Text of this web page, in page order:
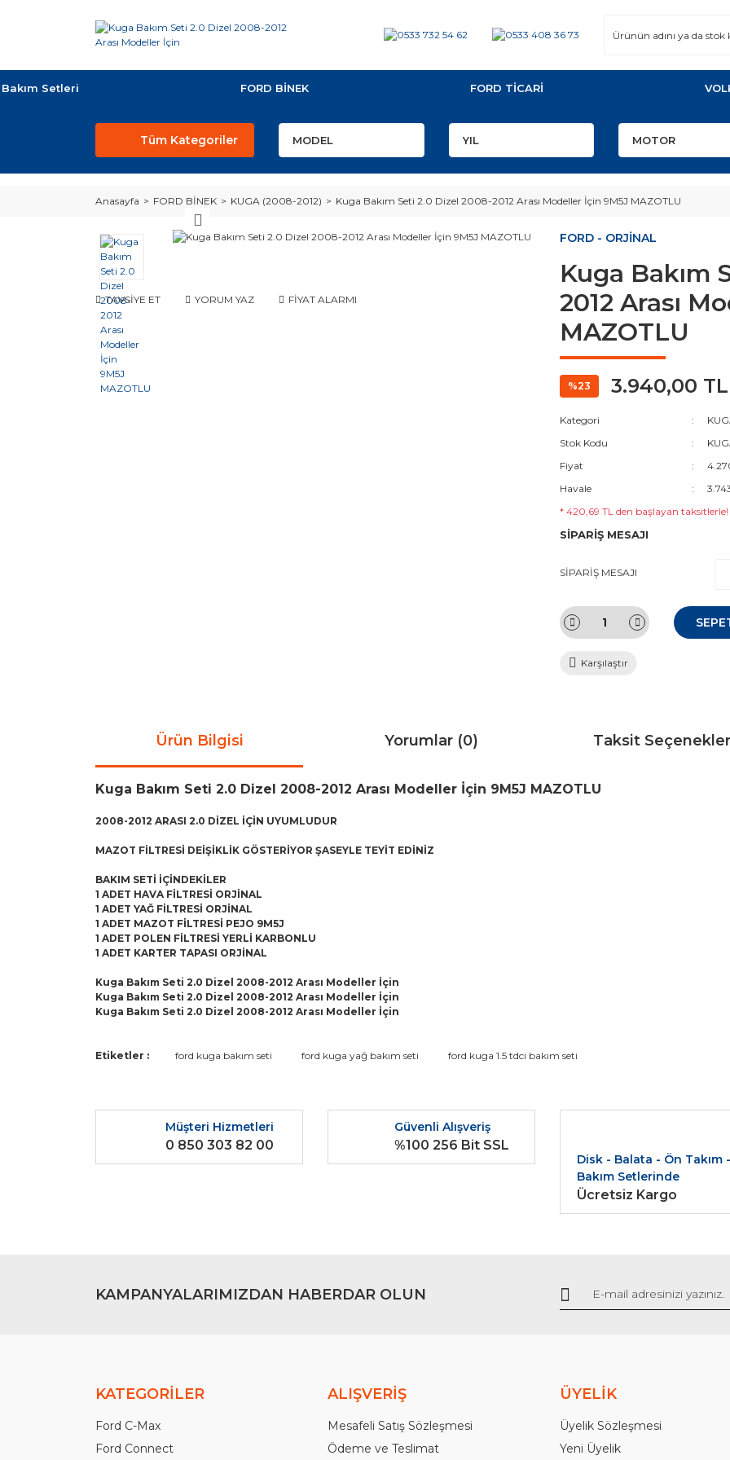
Bakım Setleri FORD BİNEK FORD TİCARİ
Tüm Kategoriler
Anasayfa FORD BİNEK KUGA (2008-2012) Kuga Bakım Seti 2.0 Dizel 2008-2012 Arası Modeller İçin 9M5J MAZOTLU
TAVSİYE ET YORUM YAZ FİYAT ALARMI
FORD - ORJİNAL
Kuga Bakım
2012 Arası
MAZOTLU
%23 3.940,00 TL
Kategori
Stok Kodu
Fiyat
Havale
* 420,69 TL den başlayan taksitlerle!
SİPARİŞ MESAJI
SİPARİŞ MESAJI
Karşılaştır
Ürün Bilgisi Yorumlar (0) Taksit
Kuga Bakım Seti 2.0 Dizel 2008-2012 Arası Modeller İçin 9M5J MAZOTLU
2008-2012 ARASI 2.0 DİZEL İÇİN UYUMLUDUR
MAZOT FİLTRESİ DEİŞİKLİK GÖSTERİYOR ŞASEYLE TEYİT EDİNİZ
BAKIM SETİ İÇİNDEKİLER
1 ADET HAVA FİLTRESİ ORJİNAL
1 ADET YAĞ FİLTRESİ ORJİNAL
1 ADET MAZOT FİLTRESİ PEJO 9M5J
1 ADET POLEN FİLTRESİ YERLİ KARBONLU
1 ADET KARTER TAPASI ORJİNAL
Kuga Bakım Seti 2.0 Dizel 2008-2012 Arası Modeller İçin
Kuga Bakım Seti 2.0 Dizel 2008-2012 Arası Modeller İçin
Kuga Bakım Seti 2.0 Dizel 2008-2012 Arası Modeller İçin
Bu ürünün fiyat bilgisi, resim, ürün açıklamalarında ve diğer konularda yetersiz gördüğünüz noktaları öneri formunu
Ürün resmi kalitesiz, bozuk veya görüntülenemiyor.
Ürün açıklamasında eksik bilgiler bulunuyor.
Gönder
Etiketler : ford kuga bakım seti ford kuga yağ bakım seti ford kuga 1.5 tdci bakım seti
Müşteri Hizmetleri
0 850 303 82 00
Güvenli Alışveriş
%100 256 Bit SSL
Disk - Balata - Ön Takım -
Bakım Setlerinde
Ücretsiz Kargo
KAMPANYALARIMIZDAN HABERDAR OLUN
KATEGORİLER
Ford C-Max
Ford Connect
ALIŞVERİŞ
Mesafeli Satış Sözleşmesi
Ödeme ve Teslimat
ÜYELİK
Üyelik Sözleşmesi
Yeni Üyelik